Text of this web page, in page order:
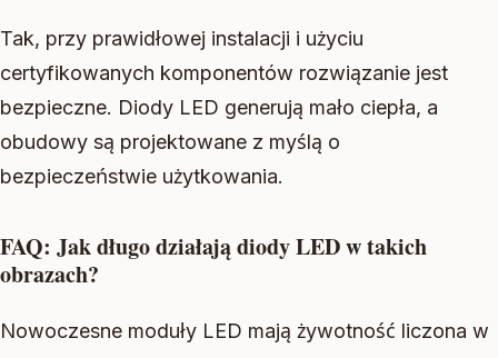
Tak, przy prawidłowej instalacji i użyciu
certyfikowanych komponentów rozwiązanie jest
bezpieczne. Diody LED generują mało ciepła, a
obudowy są projektowane z myślą o
bezpieczeństwie użytkowania.
FAQ: Jak długo działają diody LED w takich
obrazach?
Nowoczesne moduły LED mają żywotność liczona w